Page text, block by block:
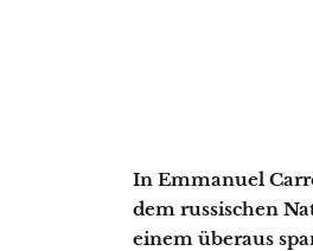
In Emmanuel
dem russischen
einem überaus